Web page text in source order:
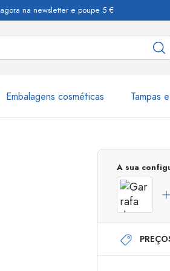
na newsletter e poupe 5 €
Embalagens cosméticas Tampas
Dispensadores Airless
Frascos com roll-on
A sua